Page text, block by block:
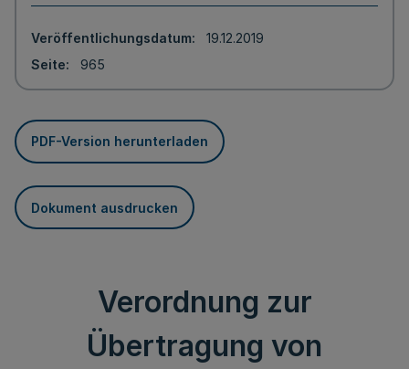
Veröffentlichungsdatum
19.12.2019
Seite
965
PDF-Version herunterladen
Dokument ausdrucken
Verordnung zur
Übertragung von